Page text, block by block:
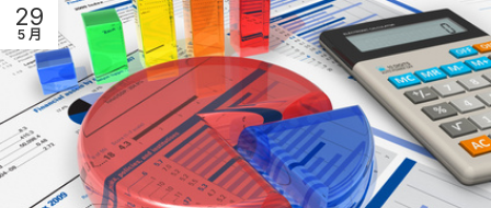
29
5 月